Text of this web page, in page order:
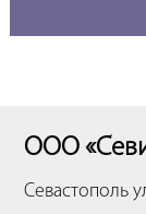
ООО
Севастополь